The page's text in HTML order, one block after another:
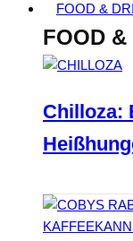
FOOD &
FOOD &
Chilloza: